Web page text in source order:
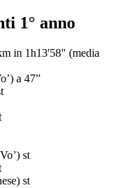
1° anno
in 1h13'58" (media
a 47”
st
st